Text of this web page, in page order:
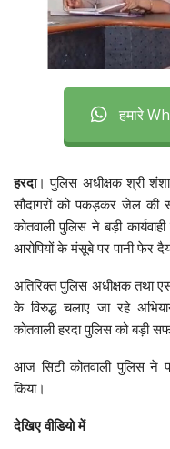
हमारे
हरदा। पुलिस अधीक्षक श्री
सौदागरों को पकड़कर जेल
कोतवाली पुलिस ने बड़ी
आरोपियों के मंसूबे पर पानी फेर
अतिरिक्त पुलिस अधीक्षक तथा
के विरुद्ध चलाए जा रहे
कोतवाली हरदा पुलिस को बड़ी
आज सिटी कोतवाली पुलिस ने
किया।
देखिए वीडियो में